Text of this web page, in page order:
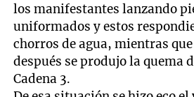
los manifestantes lanzando
uniformados y estos
chorros de agua, mientras
después se produjo la quema
Cadena 3.